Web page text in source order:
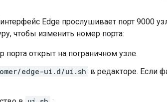
Edge прослушивает порт 9000
чтобы изменить номер порта:
открыт на пограничном узле.
edge-ui.d/ui.sh в редакторе. Если